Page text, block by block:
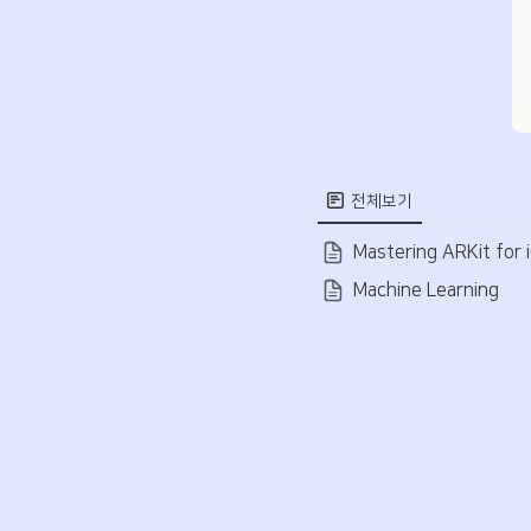
전체보기
Mastering ARKit for
Machine Learning